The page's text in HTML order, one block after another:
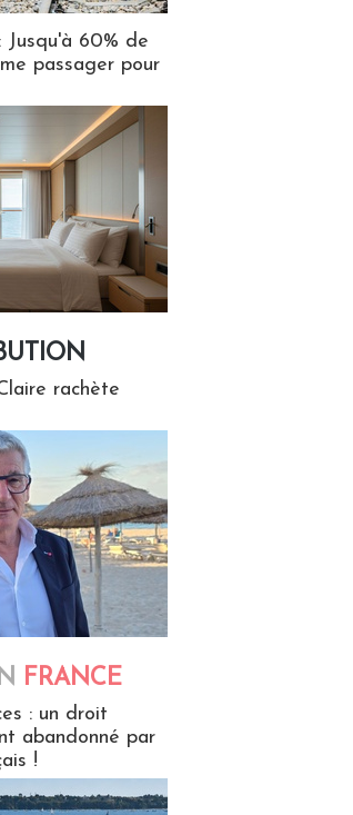
Jusqu'à 60% de
passager pour
rachète
FRANCE
: un droit
abandonné par
!